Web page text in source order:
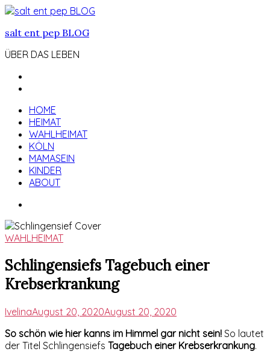
Zum
springen
salt ent pep BLOG
ÜBER DAS LEBEN
HOME
HEIMAT
WAHLHEIMAT
KÖLN
MAMASEIN
KINDER
ABOUT
WAHLHEIMAT
Schlingensiefs Tagebuch einer
Krebserkrankung
IvelinaAugust 20, 2020August 20, 2020
So schön wie hier kanns im Himmel gar nicht sein! So lautet
der Titel Schlingensiefs Tagebuch einer Krebserkrankung.